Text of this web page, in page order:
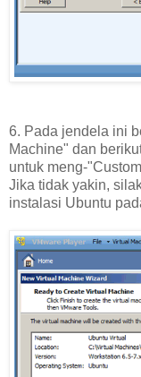
6. Pada jendela ini
Machine" dan
untuk meng-
Jika tidak yakin,
instalasi Ubuntu